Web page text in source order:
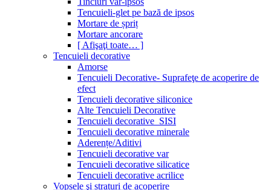
Tencuieli-glet pe bază de ipsos
Mortare de șpriț
Mortare ancorare
[ Afişaţi toate… ]
Tencuieli decorative
Amorse
Tencuieli Decorative- Suprafeţe de acoperire de
efect
Tencuieli decorative siliconice
Alte Tencuieli Decorative
Tencuieli decorative_SISI
Tencuieli decorative minerale
Aderențe/Aditivi
Tencuieli decorative var
Tencuieli decorative silicatice
Tencuieli decorative acrilice
Vopsele şi straturi de acoperire